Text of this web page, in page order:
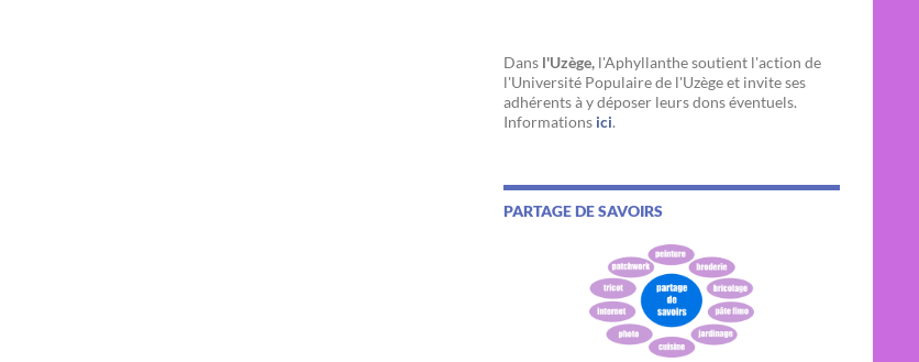
Dans l'Uzège, l'Aphyllanthe soutient l'action de
l'Université Populaire de l'Uzège et invite ses
adhérents à y déposer leurs dons éventuels.
Informations ici.
PARTAGE DE SAVOIRS